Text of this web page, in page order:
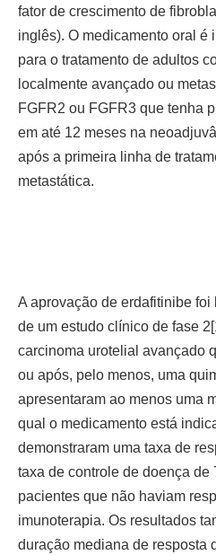
fator de crescimento de
inglês). O medicamento oral é
para o tratamento de adultos
localmente avançado ou
FGFR2 ou FGFR3 que tenha
em até 12 meses na
após a primeira linha de
metastática.
A aprovação de erdafitinibe
de um estudo clínico de fase
carcinoma urotelial avançado
ou após, pelo menos, uma
apresentaram ao menos uma
qual o medicamento está
demonstraram uma taxa de
taxa de controle de doença de
pacientes que não haviam
imunoterapia. Os resultados
duração mediana de resposta